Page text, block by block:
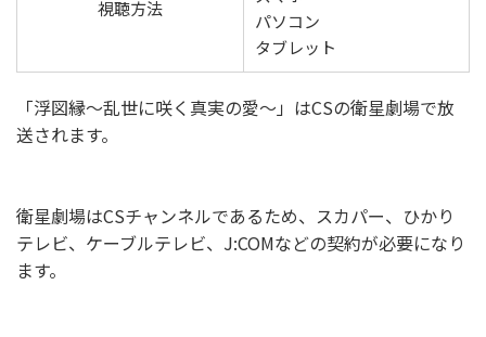
視聴方法
パソコン
タブレット
「浮図縁〜乱世に咲く真実の愛〜」はCSの衛星劇場で放
送されます。
衛星劇場はCSチャンネルであるため、スカパー、ひかり
テレビ、ケーブルテレビ、J:COMなどの契約が必要になり
ます。